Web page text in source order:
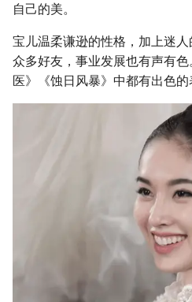
自己的美。
宝儿温柔谦逊的性格，加上迷
众多好友，事业发展也有声有
医》《蚀日风暴》中都有出色的